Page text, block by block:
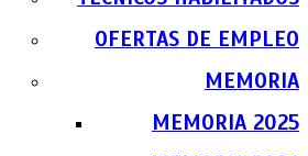
OFERTAS DE EMPLEO
MEMORIA
MEMORIA 2025